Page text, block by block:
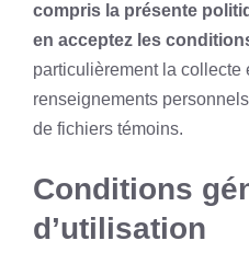
compris la présente
en acceptez les
particulièrement la collecte
renseignements
de fichiers témoins.
Conditions
d’utilisation